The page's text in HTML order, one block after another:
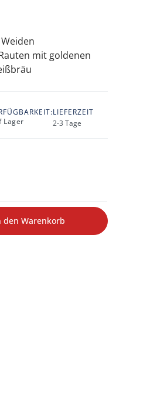
mit goldenen
Lager
LIEFERZEIT
2-3 Tage
den Warenkorb